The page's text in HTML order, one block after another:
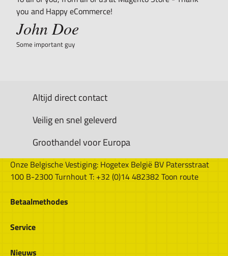
you and Happy eCommerce!
John Doe
Some important guy
Altijd direct contact
Veilig en snel geleverd
Groothandel voor Europa
Onze Belgische Vestiging: Hogetex België BV Patersstraat
100 B-2300 Turnhout T: +32 (0)14 482382 Toon route
Betaalmethodes
Bestellen & Betalen
Service
Over Hogetex
Nieuws